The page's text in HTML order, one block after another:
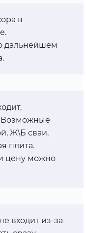
в
дальнейшем
Возможные
Ж\Б сваи,
плита.
цену можно
входит из-за